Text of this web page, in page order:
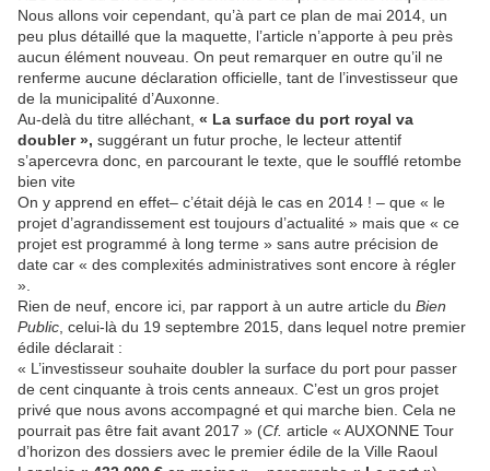
Nous allons voir cependant, qu’à part ce plan de mai 2014, un
peu plus détaillé que la maquette, l’article n’apporte à peu près
aucun élément nouveau. On peut remarquer en outre qu’il ne
renferme aucune déclaration officielle, tant de l’investisseur que
de la municipalité d’Auxonne.
Au-delà du titre alléchant, « La surface du port royal va
doubler », suggérant un futur proche, le lecteur attentif
s’apercevra donc, en parcourant le texte, que le soufflé retombe
bien vite
On y apprend en effet– c’était déjà le cas en 2014 ! – que « le
projet d’agrandissement est toujours d’actualité » mais que « ce
projet est programmé à long terme » sans autre précision de
date car « des complexités administratives sont encore à régler
».
Rien de neuf, encore ici, par rapport à un autre article du Bien
Public , celui-là du 19 septembre 2015, dans lequel notre premier
édile déclarait :
« L’investisseur souhaite doubler la surface du port pour passer
de cent cinquante à trois cents anneaux. C’est un gros projet
privé que nous avons accompagné et qui marche bien. Cela ne
pourrait pas être fait avant 2017 » (Cf. article « AUXONNE Tour
d’horizon des dossiers avec le premier édile de la Ville Raoul